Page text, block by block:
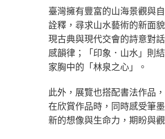
臺灣擁有豐富的山海景觀與
詮釋，尋求山水藝術的新面
現古典與現代交會的詩意對
感韻律；「印象．山水」則
家胸中的「林泉之心」。
此外，展覽也搭配書法作品
在欣賞作品時，同時感受筆
新的想像與生命力，期盼與